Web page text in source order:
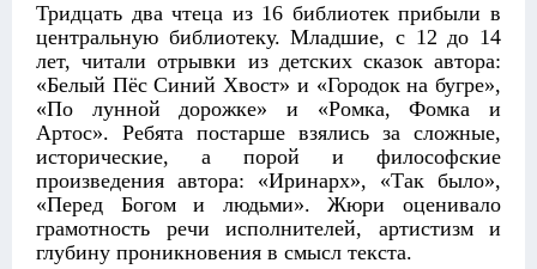
Тридцать два чтеца из 16 библиотек прибыли в
центральную библиотеку. Младшие, с 12 до 14
лет, читали отрывки из детских сказок автора:
«Белый Пёс Синий Хвост» и «Городок на бугре»,
«По лунной дорожке» и «Ромка, Фомка и
Артос». Ребята постарше взялись за сложные,
исторические, а порой и философские
произведения автора: «Иринарх», «Так было»,
«Перед Богом и людьми». Жюри оценивало
грамотность речи исполнителей, артистизм и
глубину проникновения в смысл текста.